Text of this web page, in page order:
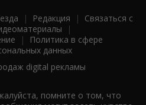
| Редакция | Связаться с
|
|
Политика в сфере
данных
digital рекламы
помните о том, что